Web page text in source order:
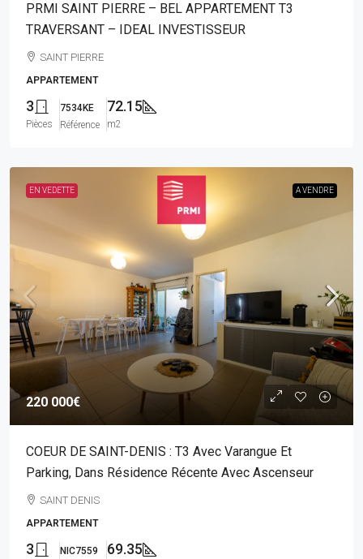
PRMI SAINT PIERRE – BEL APPARTEMENT T3
TRAVERSANT – IDEAL INVESTISSEUR
SAINT PIERRE
APPARTEMENT
3
Pièces
7534KE
Référence
72.15
m2
EN VEDETTE A VENDRE
220 000€
COEUR DE SAINT-DENIS : T3 Avec Varangue Et
Parking, Dans Résidence Récente Avec Ascenseur
SAINT DENIS
APPARTEMENT
3
NIC7559
69.35